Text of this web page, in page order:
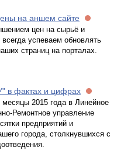
на аншем сайте
цен на сырьё и
успеваем обновлять
страниц на порталах.
в фактах и цифрах
2015 года в Линейное
Ремонтное управление
предприятий и
города, столкнувшихся с